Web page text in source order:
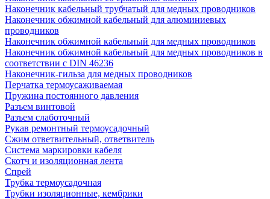
Наконечник кабельный трубчатый для медных проводников
Наконечник обжимной кабельный для алюминиевых
проводников
Наконечник обжимной кабельный для медных проводников
Наконечник обжимной кабельный для медных проводников в
соответствии с DIN 46236
Наконечник-гильза для медных проводников
Перчатка термоусаживаемая
Пружина постоянного давления
Разъем винтовой
Разъем слаботочный
Рукав ремонтный термоусадочный
Сжим ответвительный, ответвитель
Система маркировки кабеля
Скотч и изоляционная лента
Спрей
Трубка термоусадочная
Трубки изоляционные, кембрики